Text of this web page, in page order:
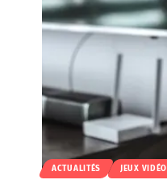
ACTUALITÉS JEUX VIDÉO